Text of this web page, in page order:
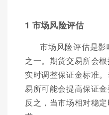
1 市场风险评估
市场风险评估是
之一。期货交易所会
实时调整保证金标准
易所可能会提高保证
反之，当市场相对稳